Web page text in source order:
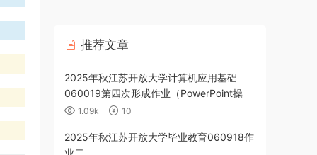
推荐文章
策060112
2025年秋江苏开放大学计算机应用基础
060019第四次形成作业（PowerPoint操
作）1.09k 10
2025年秋江苏开放大学毕业教育060918作
业二